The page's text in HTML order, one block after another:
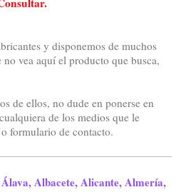
y disponemos de muchos
vea aquí el producto que busca,
de ellos, no dude en ponerse en
de los medios que le
formulario de contacto.
Albacete, Alicante, Almería,